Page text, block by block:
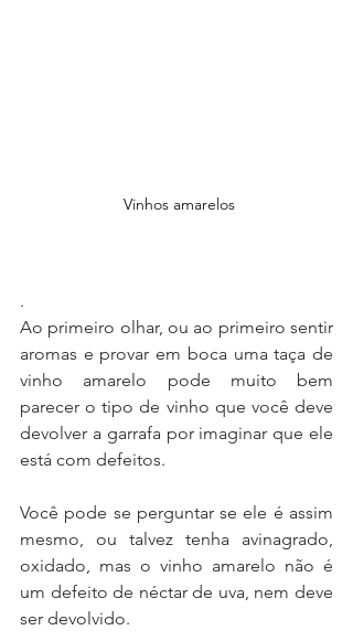
Vinhos amarelos
.
Ao primeiro olhar, ou ao primeiro sentir
aromas e provar em boca uma taça de
vinho amarelo pode muito bem
parecer o tipo de vinho que você deve
devolver a garrafa por imaginar que ele
está com defeitos.
Você pode se perguntar se ele é assim
mesmo, ou talvez tenha avinagrado,
oxidado, mas o vinho amarelo não é
um defeito de néctar de uva, nem deve
ser devolvido.